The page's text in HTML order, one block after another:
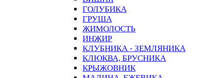
ГОЛУБИКА
ГРУША
ЖИМОЛОСТЬ
ИНЖИР
КЛУБНИКА - ЗЕМЛЯНИКА
КЛЮКВА, БРУСНИКА
КРЫЖОВНИК